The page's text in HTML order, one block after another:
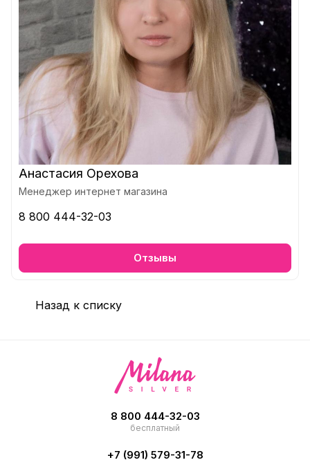
Анастасия Орехова
Менеджер интернет магазина
8 800 444-32-03
Отзывы
Назад к списку
8 800 444-32-03
бесплатный
+7 (991) 579-31-78